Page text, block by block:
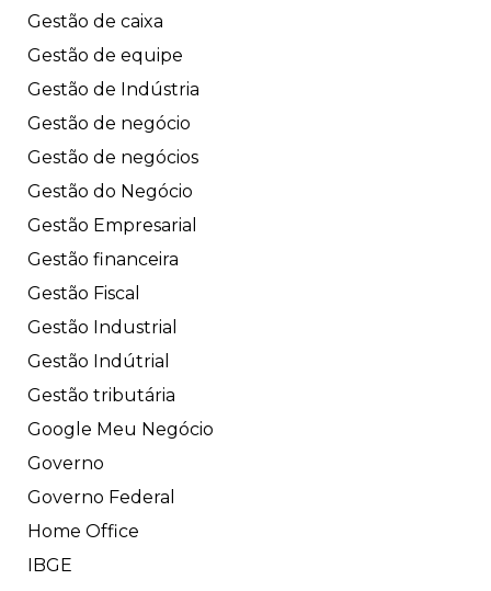
Gestão de caixa
Gestão de equipe
Gestão de Indústria
Gestão de negócio
Gestão de negócios
Gestão do Negócio
Gestão Empresarial
Gestão financeira
Gestão Fiscal
Gestão Industrial
Gestão Indútrial
Gestão tributária
Google Meu Negócio
Governo
Governo Federal
Home Office
IBGE